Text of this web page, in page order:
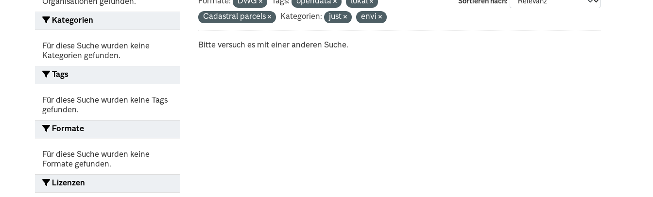
Organisationen gefunden.
Kategorien
Für diese Suche wurden keine
Kategorien gefunden.
Tags
Für diese Suche wurden keine Tags
gefunden.
Formate
Für diese Suche wurden keine
Formate gefunden.
Lizenzen
Cadastral parcels
Kategorien: just envi
Bitte versuch es mit einer anderen Suche.